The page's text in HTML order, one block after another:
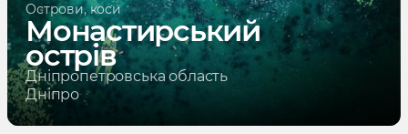
Острови, коси
Монастирський
острів
Дніпропетровська область
Дніпро